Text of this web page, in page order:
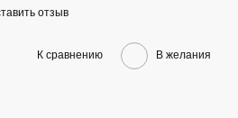
отзыв
К сравнению В желания